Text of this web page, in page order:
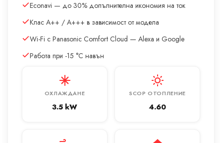
Econavi — до 30% допълнителна икономия на ток
Клас A++ / A+++ в зависимост от модела
Wi-Fi с Panasonic Comfort Cloud — Alexa и Google
Работа при -15 °C навън
ОХЛАЖДАНЕ
3.5 kW
SCOP ОТОПЛЕНИЕ
4.60